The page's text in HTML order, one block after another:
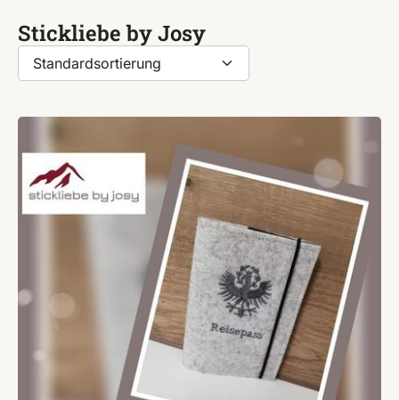
Stickliebe by Josy